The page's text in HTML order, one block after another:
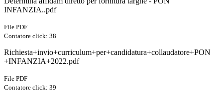
INFANZIA..pdf
File PDF
Contatore click: 38
Richiesta+invio+curriculum+per+candidatura+collaudatore+PON
+INFANZIA+2022.pdf
File PDF
Contatore click: 39